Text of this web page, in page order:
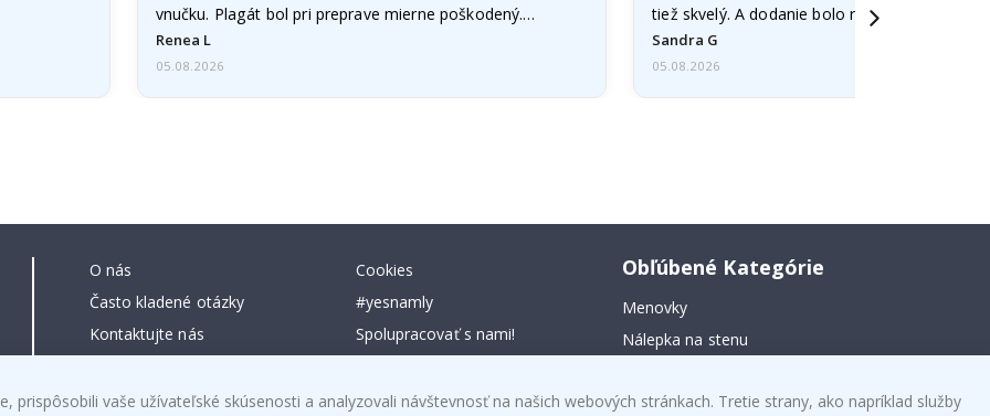
vnučku. Plagát bol pri preprave mierne poškodený.
Problém som…
Renea L
05.08.2026
tiež skvelý. A dodanie bolo rýchle.
Sandra G
05.08.2026
O nás
Často kladené otázky
Kontaktujte nás
Právo na zrušenie
Cookies
#yesnamly
Spolupracovať s nami!
Inspiration
Obľúbené Kategórie
Menovky
Nálepka na stenu
Plagáty
vaše užívateľské skúsenosti a analyzovali návštevnosť na našich webových stránkach. Tretie strany, ako napríklad služby